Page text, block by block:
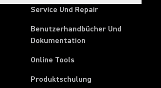
Service Und Repair
Benutzerhandbücher Und
Dokumentation
Online Tools
Produktschulung